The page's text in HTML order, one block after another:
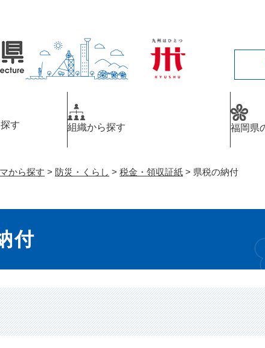
す 組織から探す 福岡県
から探す > 防災・くらし > 税金・領収証紙 > 県税の納付
付